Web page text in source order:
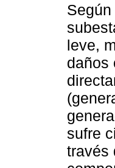
leve,
daños
sufre
través